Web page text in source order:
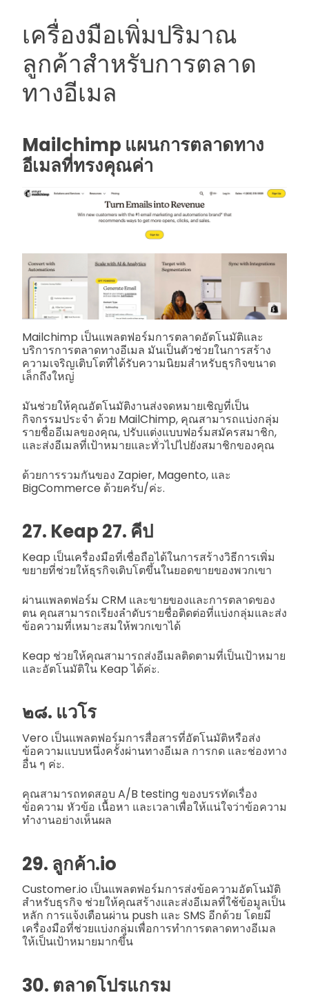
เครื่องมือเพิ่มปริมาณ
ลูกค้าสำหรับการตลาด
ทางอีเมล
Mailchimp แผนการตลาดทาง
อีเมลที่ทรงคุณค่า
Mailchimp เป็นแพลตฟอร์มการตลาดอัตโนมัติและ
บริการการตลาดทางอีเมล มันเป็นตัวช่วยในการสร้าง
ความเจริญเติบโตที่ได้รับความนิยมสำหรับธุรกิจขนาด
เล็กถึงใหญ่
มันช่วยให้คุณอัตโนมัติงานส่งจดหมายเชิญที่เป็น
กิจกรรมประจำ ด้วย MailChimp, คุณสามารถแบ่งกลุ่ม
รายชื่ออีเมลของคุณ, ปรับแต่งแบบฟอร์มสมัครสมาชิก,
และส่งอีเมลที่เป้าหมายและทั่วไปไปยังสมาชิกของคุณ
ด้วยการรวมกันของ Zapier, Magento, และ
BigCommerce ด้วยครับ/ค่ะ.
27. Keap 27. คีป
Keap เป็นเครื่องมือที่เชื่อถือได้ในการสร้างวิธีการเพิ่ม
ขยายที่ช่วยให้ธุรกิจเติบโตขึ้นในยอดขายของพวกเขา
ผ่านแพลตฟอร์ม CRM และขายของและการตลาดของ
ตน คุณสามารถเรียงลำดับรายชื่อติดต่อที่แบ่งกลุ่มและส่ง
ข้อความที่เหมาะสมให้พวกเขาได้
Keap ช่วยให้คุณสามารถส่งอีเมลติดตามที่เป็นเป้าหมาย
และอัตโนมัติใน Keap ได้ค่ะ.
๒๘. แวโร
Vero เป็นแพลตฟอร์มการสื่อสารที่อัตโนมัติหรือส่ง
ข้อความแบบหนึ่งครั้งผ่านทางอีเมล การกด และช่องทาง
อื่น ๆ ค่ะ.
คุณสามารถทดสอบ A/B testing ของบรรทัดเรื่อง
ข้อความ หัวข้อ เนื้อหา และเวลาเพื่อให้แน่ใจว่าข้อความ
ทำงานอย่างเห็นผล
29. ลูกค้า.io
Customer.io เป็นแพลตฟอร์มการส่งข้อความอัตโนมัติ
สำหรับธุรกิจ ช่วยให้คุณสร้างและส่งอีเมลที่ใช้ข้อมูลเป็น
หลัก การแจ้งเตือนผ่าน push และ SMS อีกด้วย โดยมี
เครื่องมือที่ช่วยแบ่งกลุ่มเพื่อการทำการตลาดทางอีเมล
ให้เป็นเป้าหมายมากขึ้น
30. ตลาดโปรแกรม